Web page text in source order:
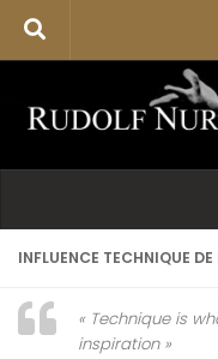
INFLUENCE TECHNIQUE
« Technique is
inspiration »